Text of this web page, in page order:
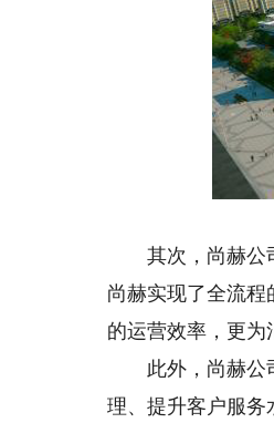
其次，尚赫公司
尚赫实现了全流
的运营效率，更为
此外，尚赫公司
理、提升客户服务